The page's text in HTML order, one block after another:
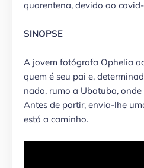
quarentena, devido ao
SINOPSE
A jovem fotógrafa Ophelia
quem é seu pai e,
nado, rumo a Ubatuba,
Antes de partir, envia-lhe
está a caminho.